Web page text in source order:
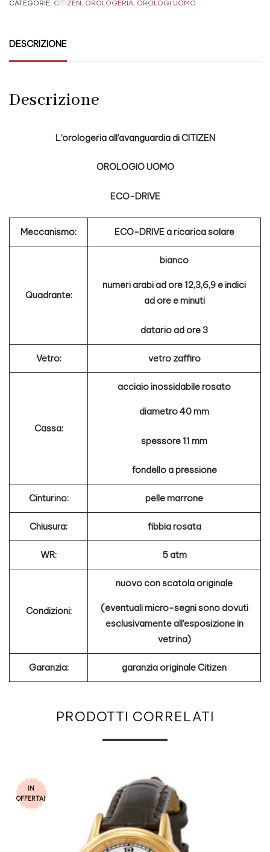
CATEGORIE: CITIZEN, OROLOGERIA, OROLOGI UOMO
DESCRIZIONE
Descrizione
L’orologeria all’avanguardia di CITIZEN
OROLOGIO UOMO
ECO-DRIVE
Meccanismo: ECO-DRIVE a ricarica solare
Quadrante:
bianco
numeri arabi ad ore 12,3,6,9 e indici
ad ore e minuti
datario ad ore 3
Vetro: vetro zaffiro
Cassa:
acciaio inossidabile rosato
diametro 40 mm
spessore 11 mm
fondello a pressione
Cinturino: pelle marrone
Chiusura: fibbia rosata
WR: 5 atm
Condizioni:
nuovo con scatola originale
(eventuali micro-segni sono dovuti
esclusivamente all’esposizione in
vetrina)
Garanzia: garanzia originale Citizen
PRODOTTI CORRELATI
IN
OFFERTA!